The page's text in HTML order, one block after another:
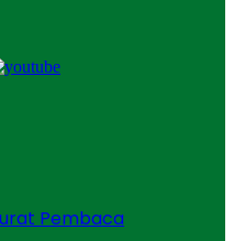
Pembaca